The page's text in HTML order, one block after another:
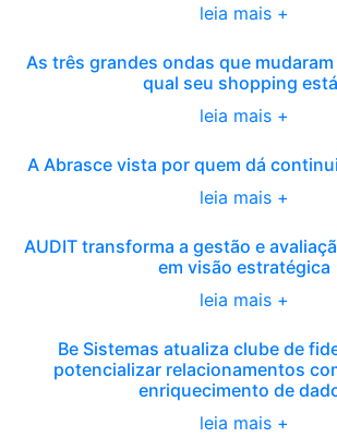
leia mais +
As três grandes ondas que
qual seu shopping
leia mais +
A Abrasce vista por quem dá
leia mais +
AUDIT transforma a gestão e
em visão estratégica
leia mais +
Be Sistemas atualiza clube de
potencializar relacionamentos
enriquecimento de
leia mais +